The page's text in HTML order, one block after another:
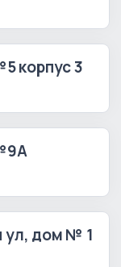
корпус 3
ул, дом № 1